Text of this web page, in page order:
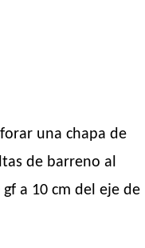
una chapa de
de barreno al
a 10 cm del eje de